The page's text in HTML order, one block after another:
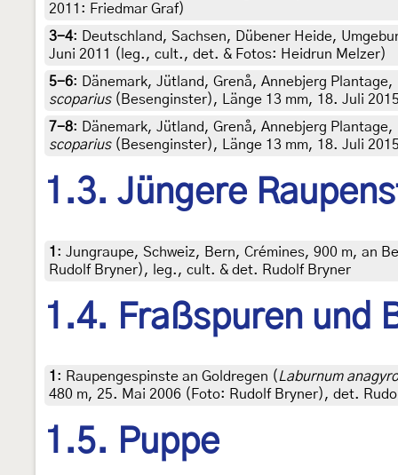
2011: Friedmar Graf)
3-4:
Deutschland, Sachsen, Dübener Heide,
Juni 2011 (leg., cult., det. & Fotos: Heidrun Melzer)
5-6:
Dänemark, Jütland, Grenå, Annebjerg
scoparius(Besenginster), Länge 13 mm, 18. Juli
7-8:
Dänemark, Jütland, Grenå, Annebjerg
scoparius(Besenginster), Länge 13 mm, 18. Juli
1.3. Jüngere
1 : Jungraupe, Schweiz, Bern, Crémines, 900 m, an
Rudolf Bryner), leg., cult. & det. Rudolf Bryner
1.4. Fraßspuren und
1 : Raupengespinste an Goldregen (Laburnum
480 m, 25. Mai 2006 (Foto: Rudolf Bryner), det.
1.5. Puppe